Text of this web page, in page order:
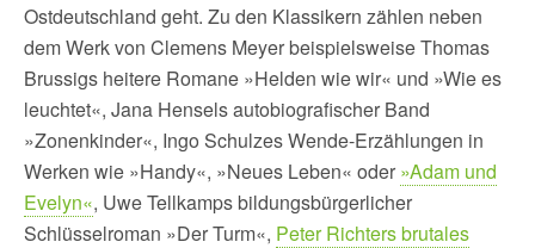
Ostdeutschland geht. Zu den Klassikern zählen neben
dem Werk von Clemens Meyer beispielsweise Thomas
Brussigs heitere Romane »Helden wie wir« und »Wie es
leuchtet«, Jana Hensels autobiografischer Band
»Zonenkinder«, Ingo Schulzes Wende-Erzählungen in
Werken wie »Handy«, »Neues Leben« oder »Adam und
Evelyn«, Uwe Tellkamps bildungsbürgerlicher
Schlüsselroman »Der Turm«, Peter Richters brutales